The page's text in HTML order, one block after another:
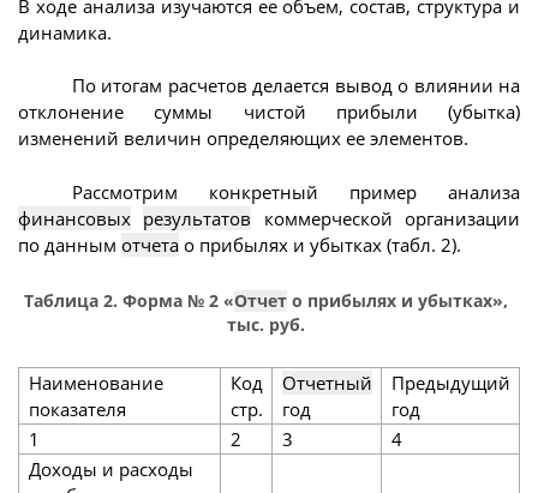
В ходе анализа изучаются ее объем, состав, структура и
динамика.
По итогам расчетов делается вывод о влиянии на
отклонение суммы чистой прибыли (убытка)
изменений величин определяющих ее элементов.
Рассмотрим конкретный пример анализа
финансовых результатов коммерческой организации
по данным отчета о прибылях и убытках (табл. 2).
Таблица 2. Форма № 2 «Отчет о прибылях и убытках»,
тыс. руб.
Наименование
показателя
Код
стр.
Отчетный
год
Предыдущий
год
1
2 3
4
Доходы и расходы